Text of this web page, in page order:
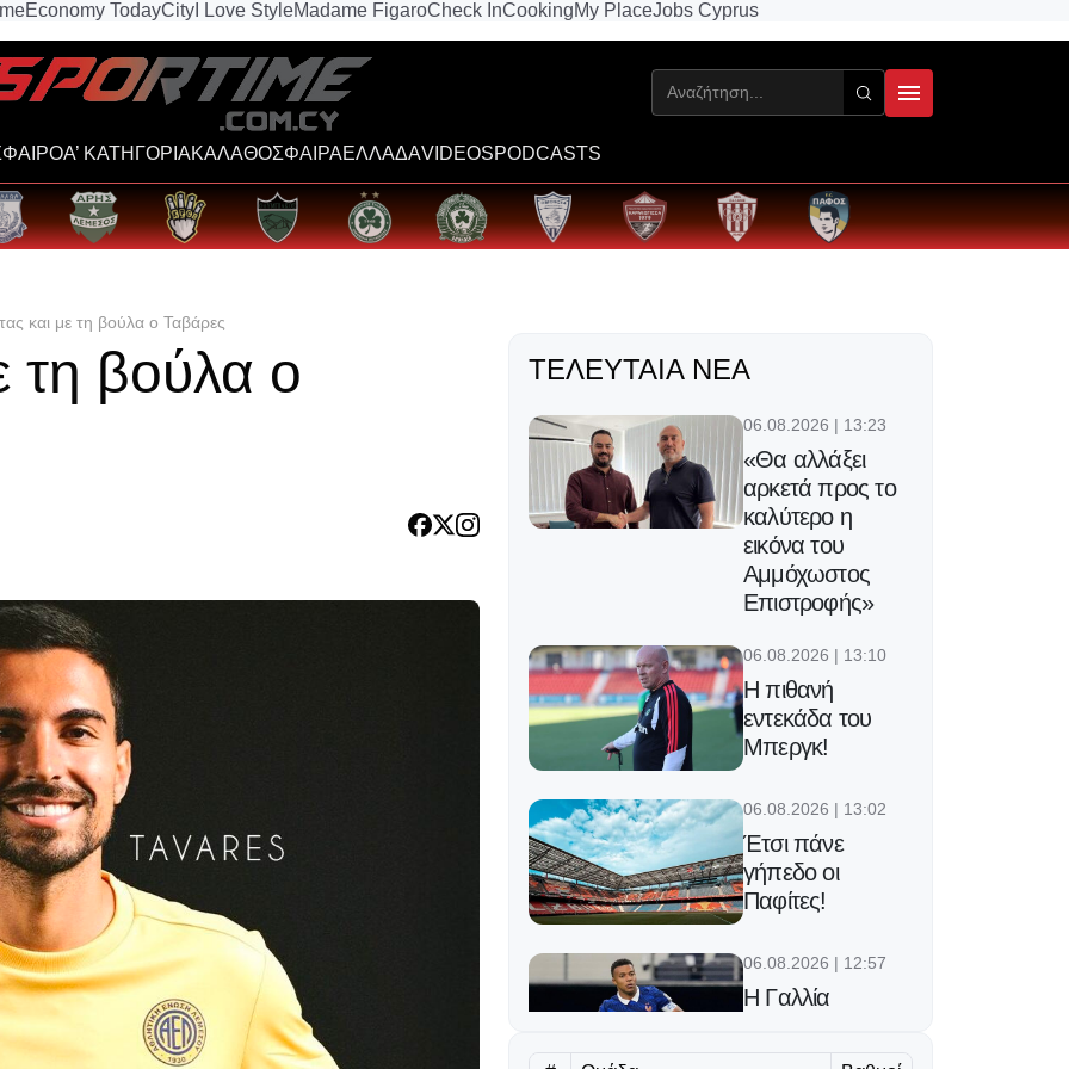
Economy TodayCity I Love StyleMadame FigaroCheck InCookingMy PlaceJobs Cyprus
Α’ ΚΑΤΗΓΟΡΙΑΚΑΛΑΘΟΣΦΑΙΡΑΕΛΛΑΔΑVIDEOSPODCASTS
και με τη βούλα ο Ταβάρες
τη βούλα ο ΤΕΛΕΥΤΑΊΑ ΝΈΑ
06.08.2026 | 13:23
«Θα αλλάξει
αρκετά προς το
καλύτερο η
εικόνα του
Αμμόχωστος
Επιστροφής»
06.08.2026 | 13:10
Η πιθανή
εντεκάδα του
Μπεργκ!
06.08.2026 | 13:02
Έτσι πάνε
γήπεδο οι
Παφίτες!
06.08.2026 | 12:57
Η Γαλλία